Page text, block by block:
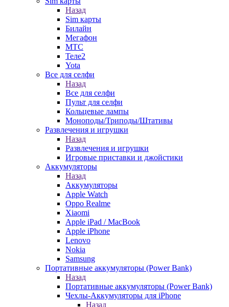
Назад
Sim карты
Билайн
Мегафон
МТС
Теле2
Yota
Все для селфи
Назад
Все для селфи
Пульт для селфи
Кольцевые лампы
Моноподы/Триподы/Штативы
Развлечения и игрушки
Назад
Развлечения и игрушки
Игровые приставки и джойстики
Аккумуляторы
Назад
Аккумуляторы
Apple Watch
Oppo Realme
Xiaomi
Apple iPad / MacBook
Apple iPhone
Lenovo
Nokia
Samsung
Портативные аккумуляторы (Power Bank)
Назад
Портативные аккумуляторы (Power Bank)
Чехлы-Аккумуляторы для iPhone
Назад